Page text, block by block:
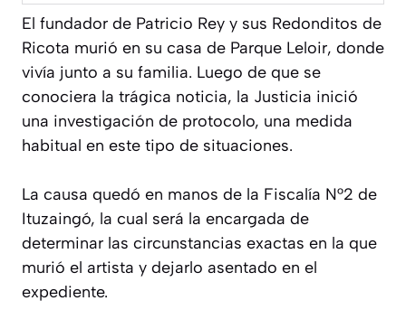
El fundador de Patricio Rey y sus Redonditos de
Ricota murió en su casa de Parque Leloir, donde
vivía junto a su familia. Luego de que se
conociera la trágica noticia, la Justicia inició
una investigación de protocolo, una medida
habitual en este tipo de situaciones.
La causa quedó en manos de la Fiscalía N°2 de
Ituzaingó, la cual será la encargada de
determinar las circunstancias exactas en la que
murió el artista y dejarlo asentado en el
expediente.